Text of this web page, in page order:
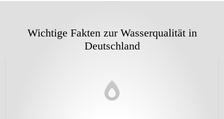
Wichtige Fakten zur Wasserqualität in
Deutschland